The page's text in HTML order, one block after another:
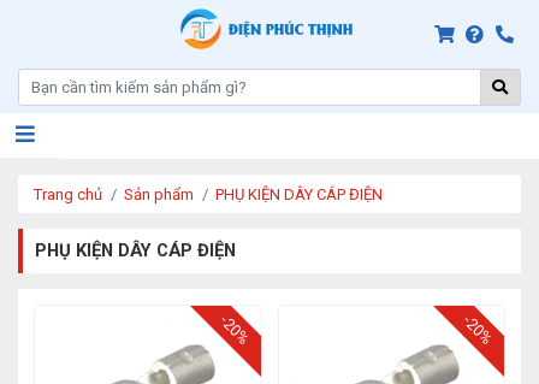
Trang chủ Sản phẩm PHỤ KIỆN DÂY CÁP ĐIỆN
PHỤ KIỆN DÂY CÁP ĐIỆN
-20% -20%